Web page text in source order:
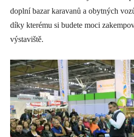
doplní bazar karavanů a obytných
díky kterému si budete moci
výstaviště.